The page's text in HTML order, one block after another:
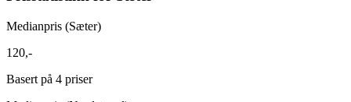
Medianpris (Sæter)
120,-
Basert på 4 priser